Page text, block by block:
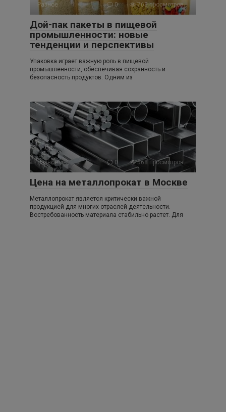
Разное 0 763 просмотров
Дой-пак пакеты в пищевой
промышленности: новые
тенденции и перспективы
Упаковка играет важную роль в пищевой
промышленности, обеспечивая сохранность и
безопасность продуктов. Одним из
Разное 0 568 просмотров
Цена на металлопрокат в Москве
Металлопрокат является критически важной
продукцией для многих отраслей деятельности.
Востребованность материала стабильно растет. Для